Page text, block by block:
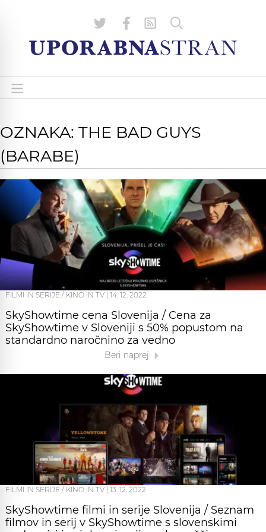
OZNAKA: THE BAD GUYS
(BARABE)
FILMI IN SERIJE / KINO IN TV 14. 12. 2022
SkyShowtime cena Slovenija / Cena za
SkyShowtime v Sloveniji s 50% popustom na
standardno naročnino za vedno
Beri naprej
FILMI IN SERIJE / KINO IN TV 13. 12. 2022
SkyShowtime filmi in serije Slovenija / Seznam
filmov in serij v SkyShowtime s slovenskimi